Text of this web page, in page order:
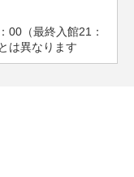
00（最終入館21：
異なります